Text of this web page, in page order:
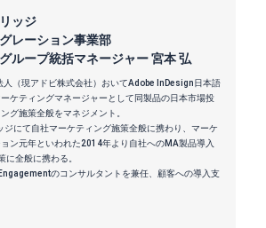
ッジ
レーション事業部
ループ統括マネージャー 宮本 弘
（現アドビ株式会社）おいてAdobe InDesign日本語
ケティングマネージャーとして同製品の日本市場投
グ施策全般をマネジメント。
ジにて自社マーケティング施策全般に携わり、マーケ
ン元年といわれた2014年より自社へのMA製品導入
に全般に携わる。
のコンサルタントを兼任、顧客への導入支